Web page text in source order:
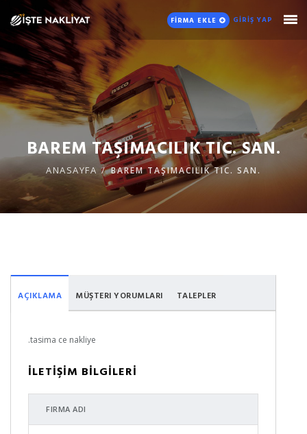
FİRMA EKLE GİRİŞ YAP
BAREM TAŞIMACILIK TIC. SAN.
ANASAYFA BAREM TAŞIMACILIK TIC. SAN.
AÇIKLAMA MÜŞTERI YORUMLARI TALEPLER
.tasima ce nakliye
İLETİŞİM BİLGİLERİ
FIRMA ADI